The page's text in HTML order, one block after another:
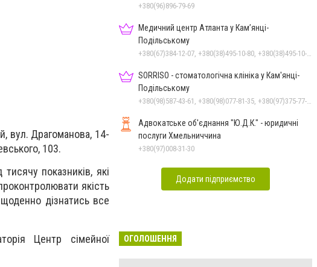
вул. Драгоманова, 14-
103.
показників, які
якість
дізнатись все
Центр сімейної
+380(96)896-79-69
Медичний центр Атланта у Кам’янці-
Подільському
+380(67)384-12-07, +380(38)495-10-80, +380(38)495-10-70
SORRISO - стоматологічна клініка у Кам'янці-
Подільському
+380(98)587-43-61, +380(98)077-81-35, +380(97)375-77-72, +380(97)982-31-07
Адвокатське об'єднання "Ю.Д.К." - юридичні
послуги Хмельниччина
+380(97)008-31-30
Додати підприємство
ОГОЛОШЕННЯ